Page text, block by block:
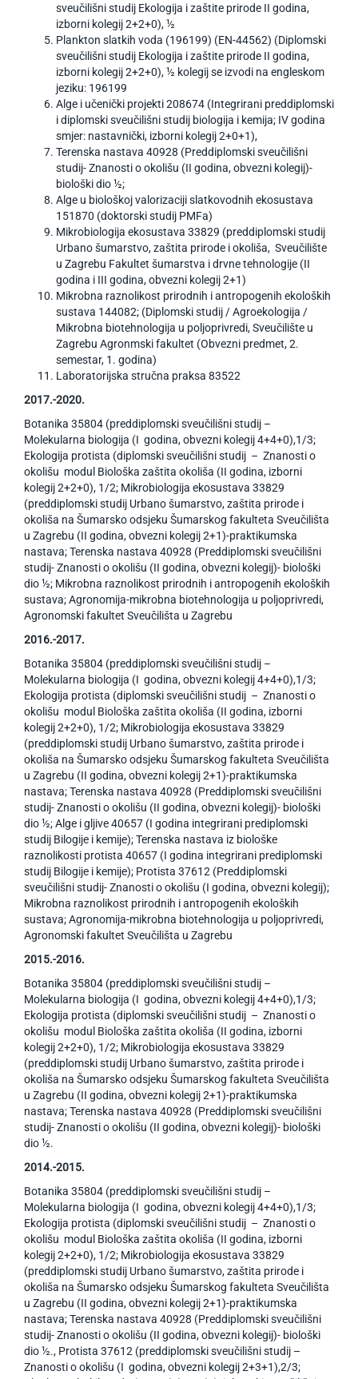
sveučilišni studij Ekologija i zaštite prirode II godina,
izborni kolegij 2+2+0), ½
Plankton slatkih voda (196199) (EN-44562) (Diplomski
sveučilišni studij Ekologija i zaštite prirode II godina,
izborni kolegij 2+2+0), ½ kolegij se izvodi na engleskom
jeziku: 196199
Alge i učenički projekti 208674 (Integrirani preddiplomski
i diplomski sveučilišni studij biologija i kemija; IV godina
smjer: nastavnički, izborni kolegij 2+0+1),
Terenska nastava 40928 (Preddiplomski sveučilišni
studij- Znanosti o okolišu (II godina, obvezni kolegij)-
biološki dio ½;
Alge u biološkoj valorizaciji slatkovodnih ekosustava
151870 (doktorski studij PMFa)
Mikrobiologija ekosustava 33829 (preddiplomski studij
Urbano šumarstvo, zaštita prirode i okoliša, Sveučilište
u Zagrebu Fakultet šumarstva i drvne tehnologije (II
godina i III godina, obvezni kolegij 2+1)
Mikrobna raznolikost prirodnih i antropogenih ekoloških
sustava 144082; (Diplomski studij / Agroekologija /
Mikrobna biotehnologija u poljoprivredi, Sveučilište u
Zagrebu Agronmski fakultet (Obvezni predmet, 2.
semestar, 1. godina)
Laboratorijska stručna praksa 83522
2017.-2020.
Botanika 35804 (preddiplomski sveučilišni studij –
Molekularna biologija (I godina, obvezni kolegij 4+4+0),1/3;
Ekologija protista (diplomski sveučilišni studij – Znanosti o
okolišu modul Biološka zaštita okoliša (II godina, izborni
kolegij 2+2+0), 1/2; Mikrobiologija ekosustava 33829
(preddiplomski studij Urbano šumarstvo, zaštita prirode i
okoliša na Šumarsko odsjeku Šumarskog fakulteta Sveučilišta
u Zagrebu (II godina, obvezni kolegij 2+1)-praktikumska
nastava; Terenska nastava 40928 (Preddiplomski sveučilišni
studij- Znanosti o okolišu (II godina, obvezni kolegij)- biološki
dio ½; Mikrobna raznolikost prirodnih i antropogenih ekoloških
sustava; Agronomija-mikrobna biotehnologija u poljoprivredi,
Agronomski fakultet Sveučilišta u Zagrebu
2016.-2017.
Botanika 35804 (preddiplomski sveučilišni studij –
Molekularna biologija (I godina, obvezni kolegij 4+4+0),1/3;
Ekologija protista (diplomski sveučilišni studij – Znanosti o
okolišu modul Biološka zaštita okoliša (II godina, izborni
kolegij 2+2+0), 1/2; Mikrobiologija ekosustava 33829
(preddiplomski studij Urbano šumarstvo, zaštita prirode i
okoliša na Šumarsko odsjeku Šumarskog fakulteta Sveučilišta
u Zagrebu (II godina, obvezni kolegij 2+1)-praktikumska
nastava; Terenska nastava 40928 (Preddiplomski sveučilišni
studij- Znanosti o okolišu (II godina, obvezni kolegij)- biološki
dio ½; Alge i gljive 40657 (I godina integrirani prediplomski
studij Bilogije i kemije); Terenska nastava iz biološke
raznolikosti protista 40657 (I godina integrirani prediplomski
studij Bilogije i kemije); Protista 37612 (Preddiplomski
sveučilišni studij- Znanosti o okolišu (I godina, obvezni kolegij);
Mikrobna raznolikost prirodnih i antropogenih ekoloških
sustava; Agronomija-mikrobna biotehnologija u poljoprivredi,
Agronomski fakultet Sveučilišta u Zagrebu
2015.-2016.
Botanika 35804 (preddiplomski sveučilišni studij –
Molekularna biologija (I godina, obvezni kolegij 4+4+0),1/3;
Ekologija protista (diplomski sveučilišni studij – Znanosti o
okolišu modul Biološka zaštita okoliša (II godina, izborni
kolegij 2+2+0), 1/2; Mikrobiologija ekosustava 33829
(preddiplomski studij Urbano šumarstvo, zaštita prirode i
okoliša na Šumarsko odsjeku Šumarskog fakulteta Sveučilišta
u Zagrebu (II godina, obvezni kolegij 2+1)-praktikumska
nastava; Terenska nastava 40928 (Preddiplomski sveučilišni
studij- Znanosti o okolišu (II godina, obvezni kolegij)- biološki
dio ½.
2014.-2015.
Botanika 35804 (preddiplomski sveučilišni studij –
Molekularna biologija (I godina, obvezni kolegij 4+4+0),1/3;
Ekologija protista (diplomski sveučilišni studij – Znanosti o
okolišu modul Biološka zaštita okoliša (II godina, izborni
kolegij 2+2+0), 1/2; Mikrobiologija ekosustava 33829
(preddiplomski studij Urbano šumarstvo, zaštita prirode i
okoliša na Šumarsko odsjeku Šumarskog fakulteta Sveučilišta
u Zagrebu (II godina, obvezni kolegij 2+1)-praktikumska
nastava; Terenska nastava 40928 (Preddiplomski sveučilišni
studij- Znanosti o okolišu (II godina, obvezni kolegij)- biološki
dio ½., Protista 37612 (preddiplomski sveučilišni studij –
Znanosti o okolišu (I godina, obvezni kolegij 2+3+1),2/3;